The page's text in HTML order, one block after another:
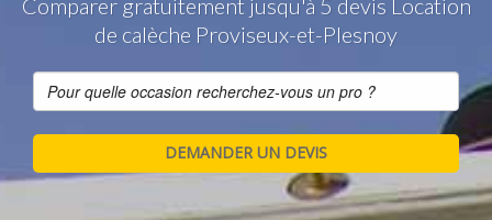
Comparer gratuitement jusqu'à 5 devis Location
de calèche Proviseux-et-Plesnoy